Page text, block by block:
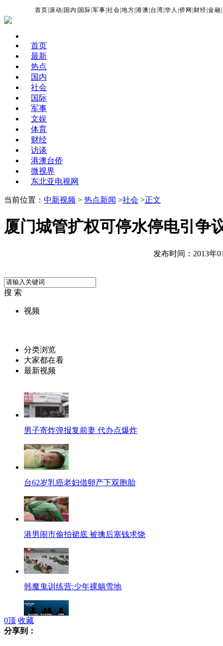
首页 |滚动 国内 国际 |军事 |社会 |地方 |港澳 台湾 |华人 |侨网 财经 |金融 |
首页
最新
热点
国内
社会
国际
军事
文娱
体育
财经
访谈
港澳台侨
微视界
东北亚电视网
当前位置： 中新视频 > 热点新闻 >社会 >正文
厦门城管扩权可停水停电引争
发布时间：2013年
搜 索
视频
分类浏览
大家都在看
最新视频
男子寄炸弹报复前妻 代办点爆炸
台62岁乳癌老妇借卵产下双胞胎
港男闹市偷拍裙底 被擒后塞钱求饶
韩魔鬼训练营:少年裸躺雪地
0顶 收藏
分享到：